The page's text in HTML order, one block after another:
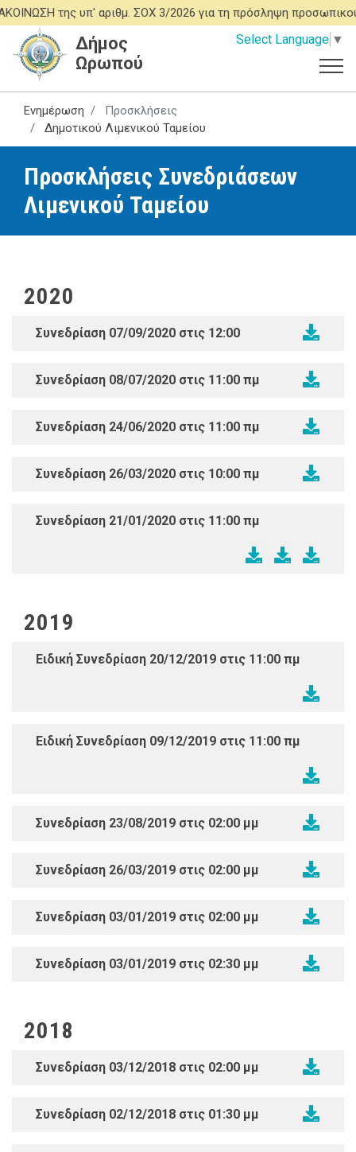
Παράκαμψη
προς
περιεχόμενο
της υπ' αριθμ. ΣΟΧ 3/2026 για τη πρόσληψη προσωπικού
Select Language ▼
Δήμος
Ωρωπού
Ενημέρωση
Προσκλήσεις
Δημοτικού Λιμενικού Ταμείου
Προσκλήσεις Συνεδριάσεων
Λιμενικού Ταμείου
2020
Συνεδρίαση 07/09/2020 στις 12:00
Συνεδρίαση 08/07/2020 στις 11:00 πμ
Συνεδρίαση 24/06/2020 στις 11:00 πμ
Συνεδρίαση 26/03/2020 στις 10:00 πμ
Συνεδρίαση 21/01/2020 στις 11:00 πμ
2019
Ειδική Συνεδρίαση 20/12/2019 στις 11:00 πμ
Ειδική Συνεδρίαση 09/12/2019 στις 11:00 πμ
Συνεδρίαση 23/08/2019 στις 02:00 μμ
Συνεδρίαση 26/03/2019 στις 02:00 μμ
Συνεδρίαση 03/01/2019 στις 02:00 μμ
Συνεδρίαση 03/01/2019 στις 02:30 μμ
2018
Συνεδρίαση 03/12/2018 στις 02:00 μμ
Συνεδρίαση 02/12/2018 στις 01:30 μμ